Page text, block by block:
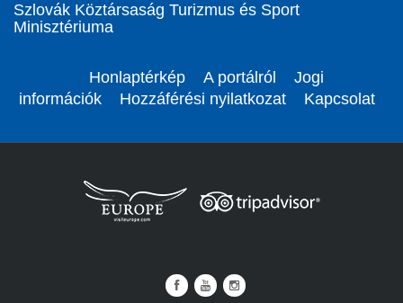
Szlovák Köztársaság Turizmus és Sport
Minisztériuma
Honlaptérkép A portálról
Jogi
információk
Hozzáférési nyilatkozat Kapcsolat